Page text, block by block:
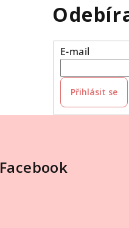
E-mail
Přihlásit se
Facebook